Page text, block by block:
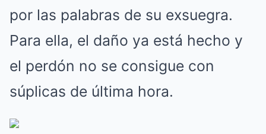
por las palabras de su exsuegra.
Para ella, el daño ya está hecho y
el perdón no se consigue con
súplicas de última hora.